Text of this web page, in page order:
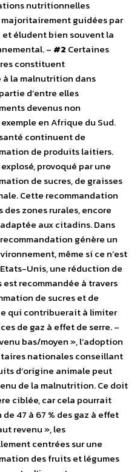
nutritionnelles
guidées par
éludent bien souvent la
– #2 Certaines
constituent
la malnutrition dans
d’entre elles
devenus non
en Afrique du Sud.
continuent de
de produits laitiers.
provoqué par une
de sucres, de graisses
Cette recommandation
zones rurales, encore
aux citadins. Dans
génère un
même si ce n’est
Unis, une réduction de
recommandée à travers
de sucres et de
qui contribuerait à limiter
de gaz à effet de serre. –
bas/moyen », l’adoption
nationales conseillant
d’origine animale peut
de la malnutrition. Ce doit
ciblée, car cela pourrait
47 à 67 % des gaz à effet
revenu », les
centrées sur une
des fruits et légumes